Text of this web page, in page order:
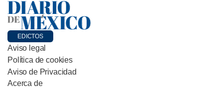
EDICTOS
Aviso legal
Política de cookies
Aviso de Privacidad
Acerca de